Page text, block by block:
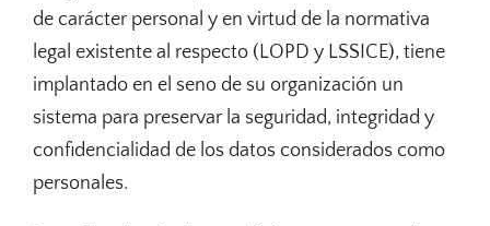
de carácter personal y en virtud de la normativa
legal existente al respecto (LOPD y LSSICE), tiene
implantado en el seno de su organización un
sistema para preservar la seguridad, integridad y
confidencialidad de los datos considerados como
personales.